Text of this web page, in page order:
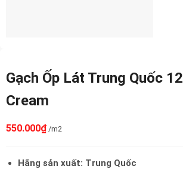
Gạch Ốp Lát Trung Quốc
Cream
550.000₫ /m2
Hãng sản xuất: Trung Quốc